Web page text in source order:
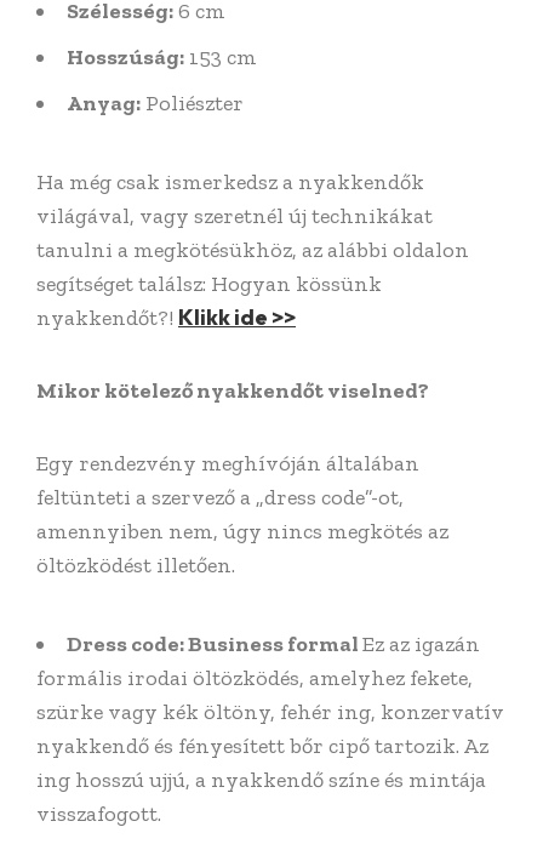
Szélesség:6 cm
Hosszúság: 153 cm
Anyag: Poliészter
Ha még csak ismerkedsz a nyakkendők
világával, vagy szeretnél új technikákat
tanulni a megkötésükhöz, az alábbi oldalon
segítséget találsz: Hogyan kössünk
nyakkendőt?! Klikk ide >>
Mikor kötelező nyakkendőt viselned?
Egy rendezvény meghívóján általában
feltünteti a szervező a „dress code”-ot,
amennyiben nem, úgy nincs megkötés az
öltözködést illetően.
Dress code: Business formalEz az igazán
formális irodai öltözködés, amelyhez fekete,
szürke vagy kék öltöny, fehér ing, konzervatív
nyakkendő és fényesített bőr cipő tartozik. Az
ing hosszú ujjú, a nyakkendő színe és mintája
visszafogott.